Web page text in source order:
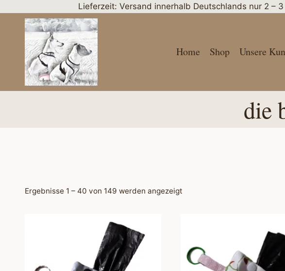
springen
Lieferzeit: Versand innerhalb Deutschlands nur 2 –
Home Shop Unsere
die
Ergebnisse 1 – 40 von 149 werden angezeigt